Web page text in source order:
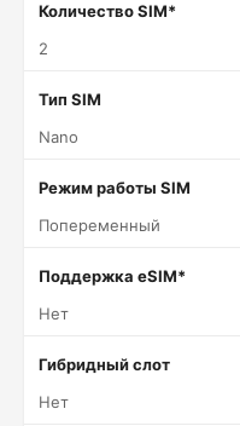
Количество SIM*
2
Тип SIM
Nano
Режим работы SIM
Попеременный
Поддержка eSIM*
Нет
Гибридный слот
Нет